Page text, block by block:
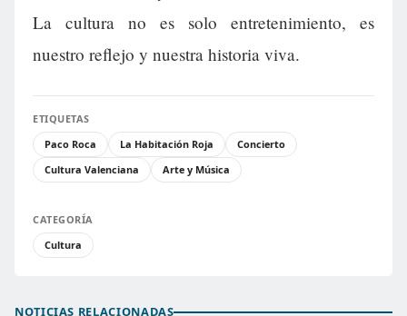
La cultura no es solo entretenimiento, es
nuestro reflejo y nuestra historia viva.
ETIQUETAS
Paco Roca
La Habitación Roja
Concierto
Cultura Valenciana
Arte y Música
CATEGORÍA
Cultura
NOTICIAS RELACIONADAS